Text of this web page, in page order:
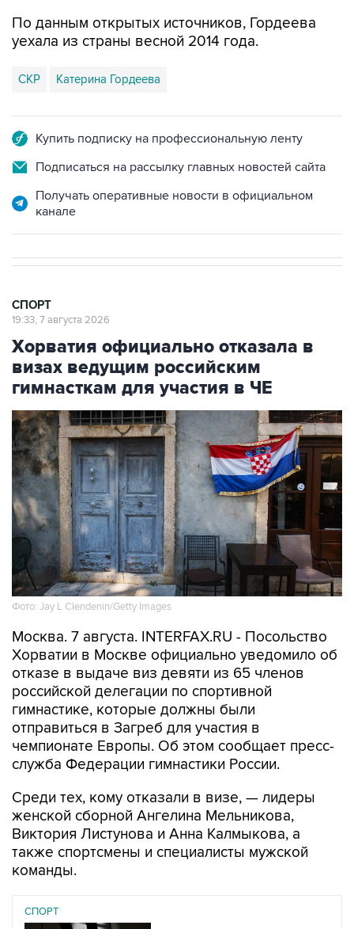
По данным открытых источников, Гордеева
уехала из страны весной 2014 года.
СКР Катерина Гордеева
Купить подписку на профессиональную ленту
Подписаться на рассылку главных новостей сайта
Получать оперативные новости в официальном
канале
СПОРТ
19:33, 7 августа 2026
Хорватия официально отказала в
визах ведущим российским
гимнасткам для участия в ЧЕ
Фото: Jay L Clendenin/Getty Images
Москва. 7 августа. INTERFAX.RU - Посольство
Хорватии в Москве официально уведомило об
отказе в выдаче виз девяти из 65 членов
российской делегации по спортивной
гимнастике, которые должны были
отправиться в Загреб для участия в
чемпионате Европы. Об этом сообщает пресс-
служба Федерации гимнастики России.
Среди тех, кому отказали в визе, — лидеры
женской сборной Ангелина Мельникова,
Виктория Листунова и Анна Калмыкова, а
также спортсмены и специалисты мужской
команды.
СПОРТ